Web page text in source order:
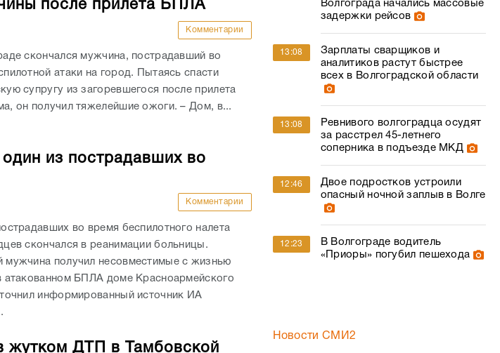
после прилета БПЛА
Комментарии
скончался мужчина, пострадавший во
атаки на город. Пытаясь спасти
супругу из загоревшегося после прилета
он получил тяжелейшие ожоги. – Дом, в...
из пострадавших во
Комментарии
во время беспилотного налета
скончался в реанимации больницы.
мужчина получил несовместимые с жизнью
атакованном БПЛА доме Красноармейского
информированный источник ИА
жутком ДТП в Тамбовской
Волгограда начались массовые
задержки рейсов
13:08
Зарплаты сварщиков и
аналитиков растут быстрее
всех в Волгоградской области
13:08
Ревнивого волгоградца осудят
за расстрел 45-летнего
соперника в подъезде МКД
12:46
Двое подростков устроили
опасный ночной заплыв в Волге
12:23
В Волгограде водитель
«Приоры» погубил пешехода
Новости СМИ2